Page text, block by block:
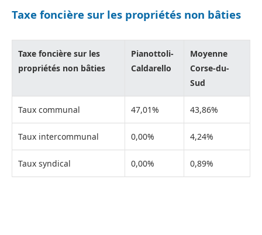
Taxe foncière sur les propriétés non bâties
Taxe foncière sur les
propriétés non bâties
Pianottoli-
Caldarello
Moyenne
Corse-du-
Sud
Taux communal 47,01% 43,86%
Taux intercommunal 0,00% 4,24%
Taux syndical 0,00% 0,89%